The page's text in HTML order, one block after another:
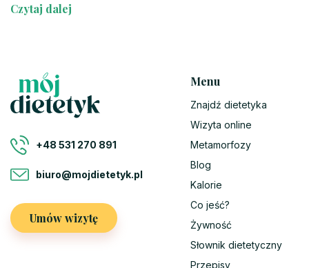
Czytaj dalej
+48 531 270 891
biuro@mojdietetyk.pl
Umów wizytę
Menu
Znajdź dietetyka
Wizyta online
Metamorfozy
Blog
Kalorie
Co jeść?
Żywność
Słownik dietetyczny
Przepisy